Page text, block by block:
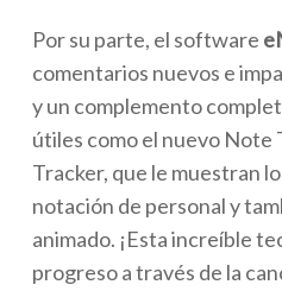
Por su parte, el software
comentarios nuevos e
y un complemento
útiles como el nuevo Note
Tracker, que le muestran
notación de personal y
animado. ¡Esta increíble
progreso a través de la